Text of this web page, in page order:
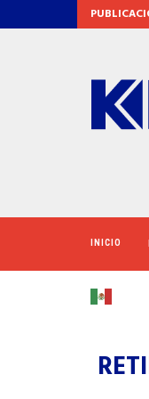
CINERAMA DOME
INICIO